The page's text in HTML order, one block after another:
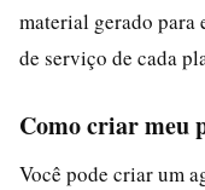
material gerado
de serviço de cada
Como criar meu
Você pode criar um